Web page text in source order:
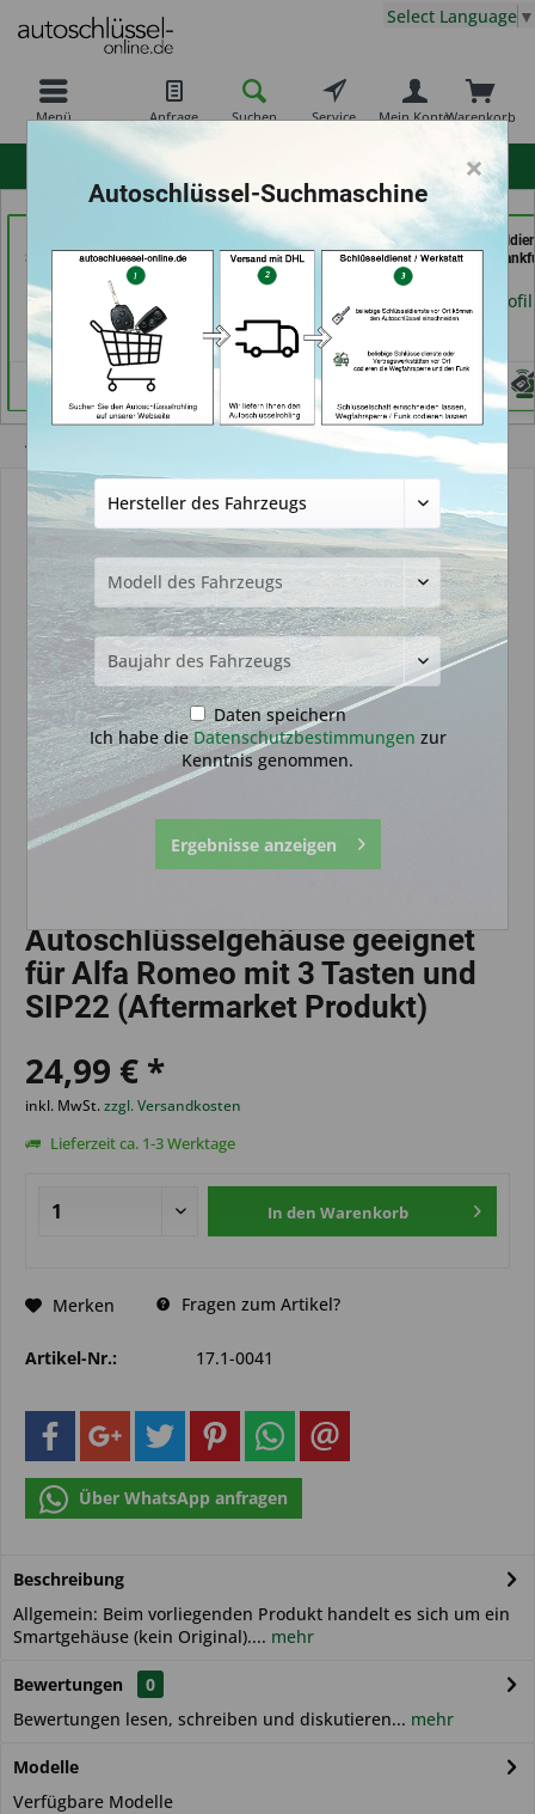
Menü Anfrage Suchen Service Warenkorb
Mein Konto
Select Language ▼
Schlüsseldienst GmbH
(in Freiburg)
Händlerprofil
RAPID Service (in
Fellbach)
Händlerprofil
069er
Frankfurt (in
Händlerprofil
Autoschlüsselgehäuse und Zubehör
Autoschlüsselgehäuse geeignet
für Alfa Romeo mit 3 Tasten und
SIP22 (Aftermarket Produkt)
24,99 € *
inkl. MwSt.zzgl. Versandkosten
Lieferzeit ca. 1-3 Werktage
In den Warenkorb
Merken Fragen zum Artikel?
Artikel-Nr.: 17.1-0041
Über WhatsApp anfragen
Beschreibung
Allgemein: Beim vorliegenden Produkt handelt es sich um ein
Smartgehäuse (kein Original).... mehr
Bewertungen
0
Bewertungen lesen, schreiben und diskutieren... mehr
Modelle
Verfügbare Modelle
×
Autoschlüssel-Suchmaschine
Daten speichern
Ich habe dieDatenschutzbestimmungen zur
Kenntnis genommen.
Ergebnisse anzeigen